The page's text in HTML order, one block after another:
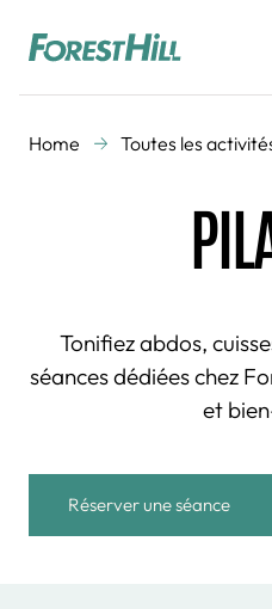
Home Toutes les
Tonifiez abdos,
séances dédiées chez
et
Réserver une séance